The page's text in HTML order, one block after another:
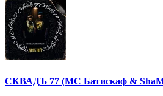
СКВАДЪ 77 (МС Батискаф &